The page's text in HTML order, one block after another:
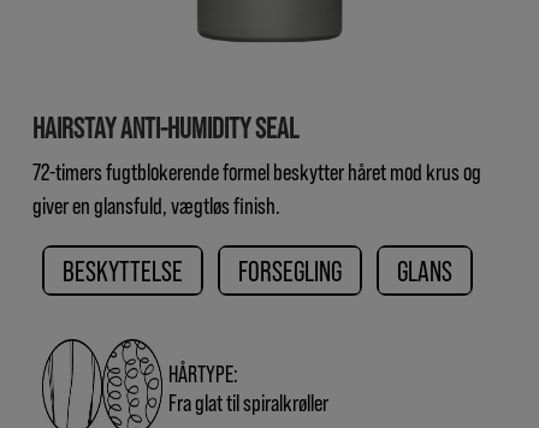
HAIRSTAY ANTI-HUMIDITY SEAL
72-timers fugtblokerende formel beskytter håret mod krus og
giver en glansfuld, vægtløs finish.
BESKYTTELSE FORSEGLING GLANS
HÅRTYPE:
Fra glat til spiralkrøller